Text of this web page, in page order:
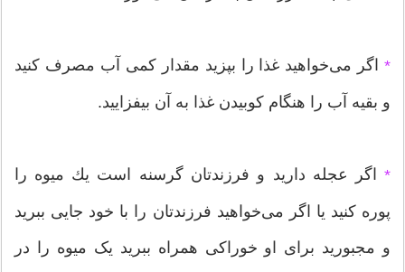
*اگر می‌خواهید غذا را بپزید مقدار کمی آب مصرف کنید
و بقیه آب را هنگام کوبیدن غذا به آن بیفزایید.
*اگر عجله دارید و فرزندتان گرسنه است یك میوه را
پوره کنید یا اگر می‌خواهید فرزندتان را با خود جایی ببرید
و مجبورید برای او خوراکی همراه ببرید یک میوه را در